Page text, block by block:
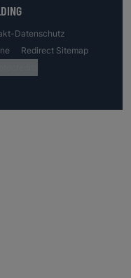
Datenschutz
Redirect Sitemap